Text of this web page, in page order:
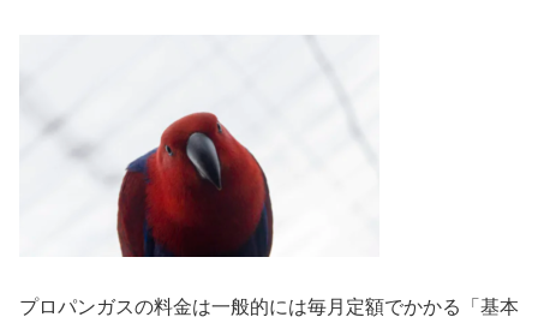
プロパンガスの料金は一般的には毎月定額でかかる「基本